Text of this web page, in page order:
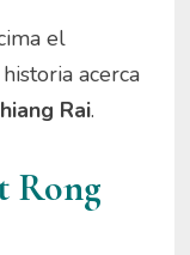
el
acerca
Rai.
Rong